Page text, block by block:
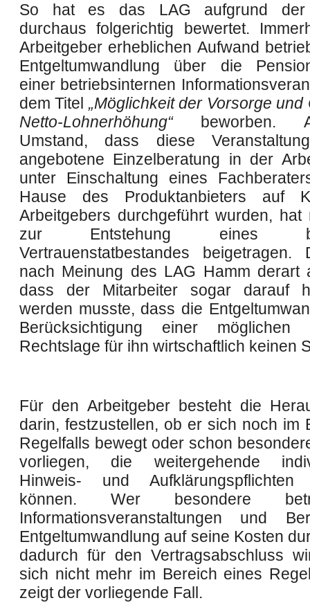
So hat es das LAG aufgrund der
durchaus folgerichtig bewertet.
Arbeitgeber erheblichen Aufwand
Entgeltumwandlung über die
einer betriebsinternen
dem Titel „Möglichkeit der Vorsorge
Netto-Lohnerhöhung“beworben.
Umstand, dass diese
angebotene Einzelberatung in der
unter Einschaltung eines
Hause des Produktanbieters auf
Arbeitgebers durchgeführt wurden, hat
zur Entstehung eines
Vertrauenstatbestandes beigetragen.
nach Meinung des LAG Hamm derart
dass der Mitarbeiter sogar darauf
werden musste, dass die
Berücksichtigung einer möglichen
Rechtslage für ihn wirtschaftlich keinen
Für den Arbeitgeber besteht die
darin, festzustellen, ob er sich noch im
Regelfalls bewegt oder schon
vorliegen, die weitergehende
Hinweis- und Aufklärungspflichten
können. Wer besondere
Informationsveranstaltungen und
Entgeltumwandlung auf seine Kosten
dadurch für den Vertragsabschluss
sich nicht mehr im Bereich eines
zeigt der vorliegende Fall.